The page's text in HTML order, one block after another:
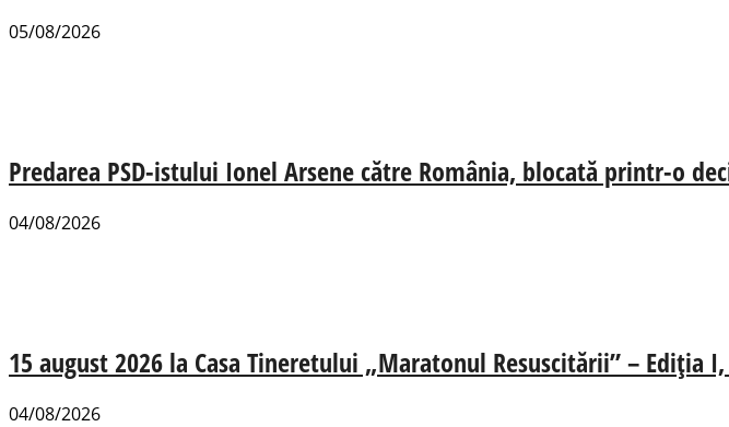
05/08/2026
Predarea PSD-istului Ionel Arsene către România, blocată printr-o
04/08/2026
15 august 2026 la Casa Tineretului „Maratonul Resuscitării” – Ediția
04/08/2026